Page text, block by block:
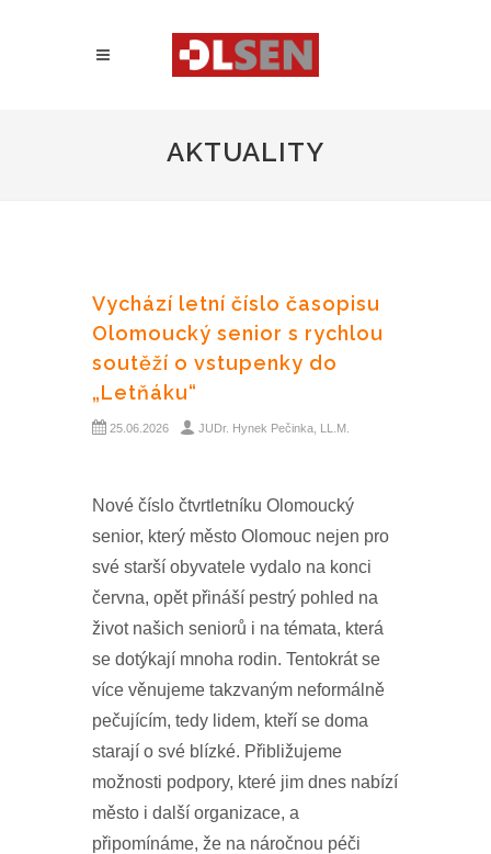
AKTUALITY
Vychází letní číslo časopisu
Olomoucký senior s rychlou
soutěží o vstupenky do
„Letňáku“
25.06.2026 JUDr. Hynek Pečinka, LL.M.
Nové číslo čtvrtletníku Olomoucký
senior, který město Olomouc nejen pro
své starší obyvatele vydalo na konci
června, opět přináší pestrý pohled na
život našich seniorů i na témata, která
se dotýkají mnoha rodin. Tentokrát se
více věnujeme takzvaným neformálně
pečujícím, tedy lidem, kteří se doma
starají o své blízké. Přibližujeme
možnosti podpory, které jim dnes nabízí
město i další organizace, a
připomínáme, že na náročnou péči